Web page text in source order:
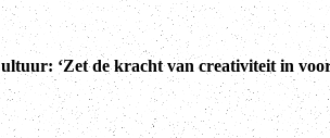
‘Zet de kracht van creativiteit in